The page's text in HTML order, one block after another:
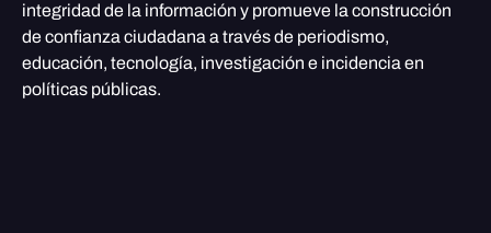
integridad de la información y promueve la construcción
de confianza ciudadana a través de periodismo,
educación, tecnología, investigación e incidencia en
políticas públicas.